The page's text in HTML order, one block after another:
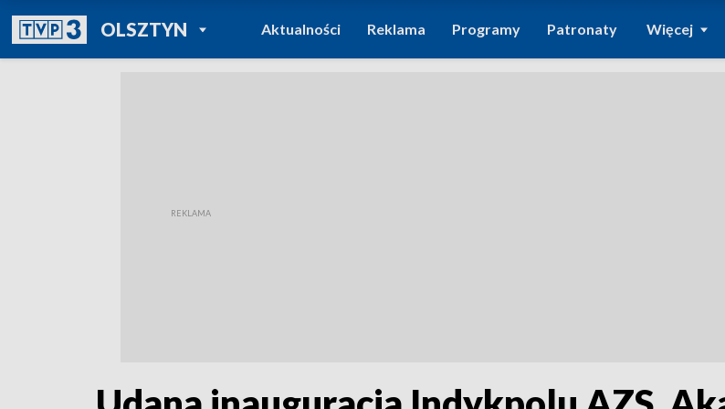
OLSZTYNPOWRÓT DO
TVP REGIONY
Aktualności Reklama Programy Patronaty Więcej